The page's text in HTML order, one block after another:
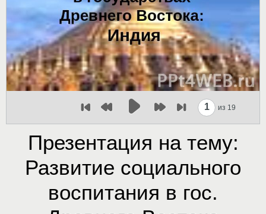
1 из 19
Презентация на тему:
Развитие социального
воспитания в гос.